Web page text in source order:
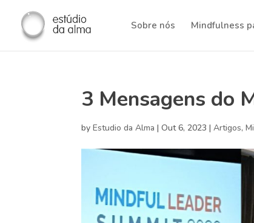
Sobre nós Mindfulness
3 Mensagens do
byEstudio da Alma |Out 6, 2023 |Artigos,